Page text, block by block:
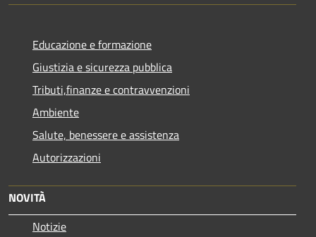
Educazione e formazione
Giustizia e sicurezza pubblica
Tributi,finanze e contravvenzioni
Ambiente
Salute, benessere e assistenza
Autorizzazioni
NOVITÀ
Notizie